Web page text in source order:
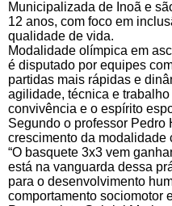
Municipalizada de Inoã e
12 anos, com foco em
qualidade de vida.
Modalidade olímpica em
é disputado por equipes
partidas mais rápidas e
agilidade, técnica e
convivência e o espírito
Segundo o professor Pedro
crescimento da modalidade
“O basquete 3x3 vem
está na vanguarda dessa
para o desenvolvimento
comportamento sociomotor